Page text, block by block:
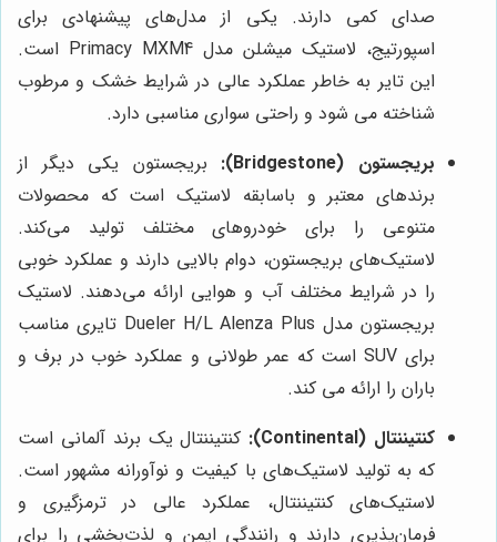
صدای کمی دارند. یکی از مدل‌های پیشنهادی برای
اسپورتیج، لاستیک میشلن مدل Primacy MXM4 است.
این تایر به خاطر عملکرد عالی در شرایط خشک و مرطوب
شناخته می شود و راحتی سواری مناسبی دارد.
بریجستون (Bridgestone):
بریجستون یکی دیگر از
برندهای معتبر و باسابقه لاستیک است که محصولات
متنوعی را برای خودروهای مختلف تولید می‌کند.
لاستیک‌های بریجستون، دوام بالایی دارند و عملکرد خوبی
را در شرایط مختلف آب و هوایی ارائه می‌دهند. لاستیک
بریجستون مدل Dueler H/L Alenza Plus تایری مناسب
برای SUV است که عمر طولانی و عملکرد خوب در برف و
باران را ارائه می کند.
کنتیننتال (Continental):
کنتیننتال یک برند آلمانی است
که به تولید لاستیک‌های با کیفیت و نوآورانه مشهور است.
لاستیک‌های کنتیننتال، عملکرد عالی در ترمزگیری و
فرمان‌پذیری دارند و رانندگی ایمن و لذت‌بخشی را برای